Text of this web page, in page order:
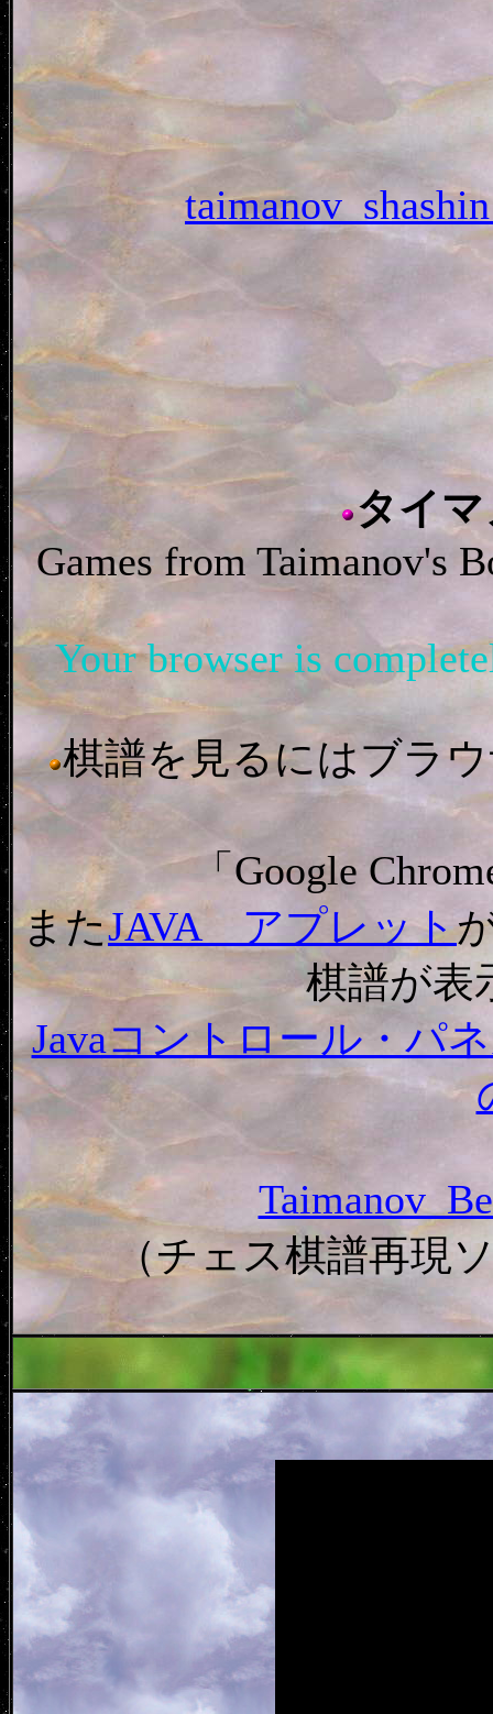
タイ
Games from Taimanov's
Your browser is
棋譜を見るにはブラ
「Google
またJAVA アプレット
棋譜が表
Javaコントロール・パ
（チェス棋譜再現